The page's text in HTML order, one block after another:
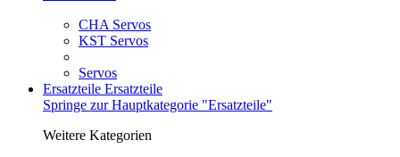
CHA Servos
KST Servos
Servos
Ersatzteile Ersatzteile
Springe zur Hauptkategorie "Ersatzteile"
Weitere Kategorien